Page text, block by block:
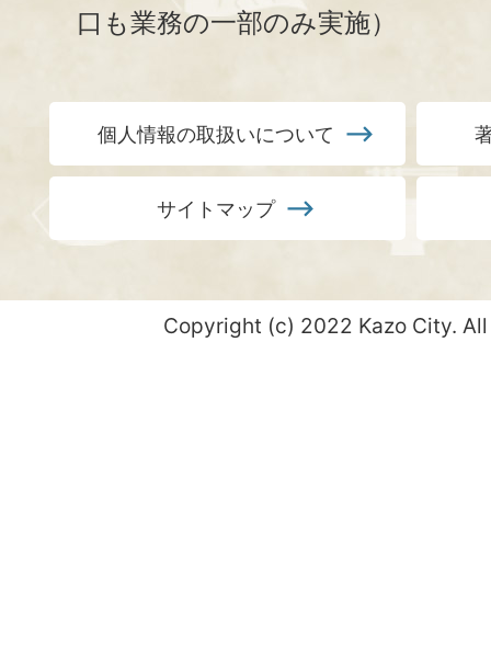
口も業務の一部のみ実施）
個人情報の取扱いについて
サイトマップ
Copyright (c) 2022 Kazo City.